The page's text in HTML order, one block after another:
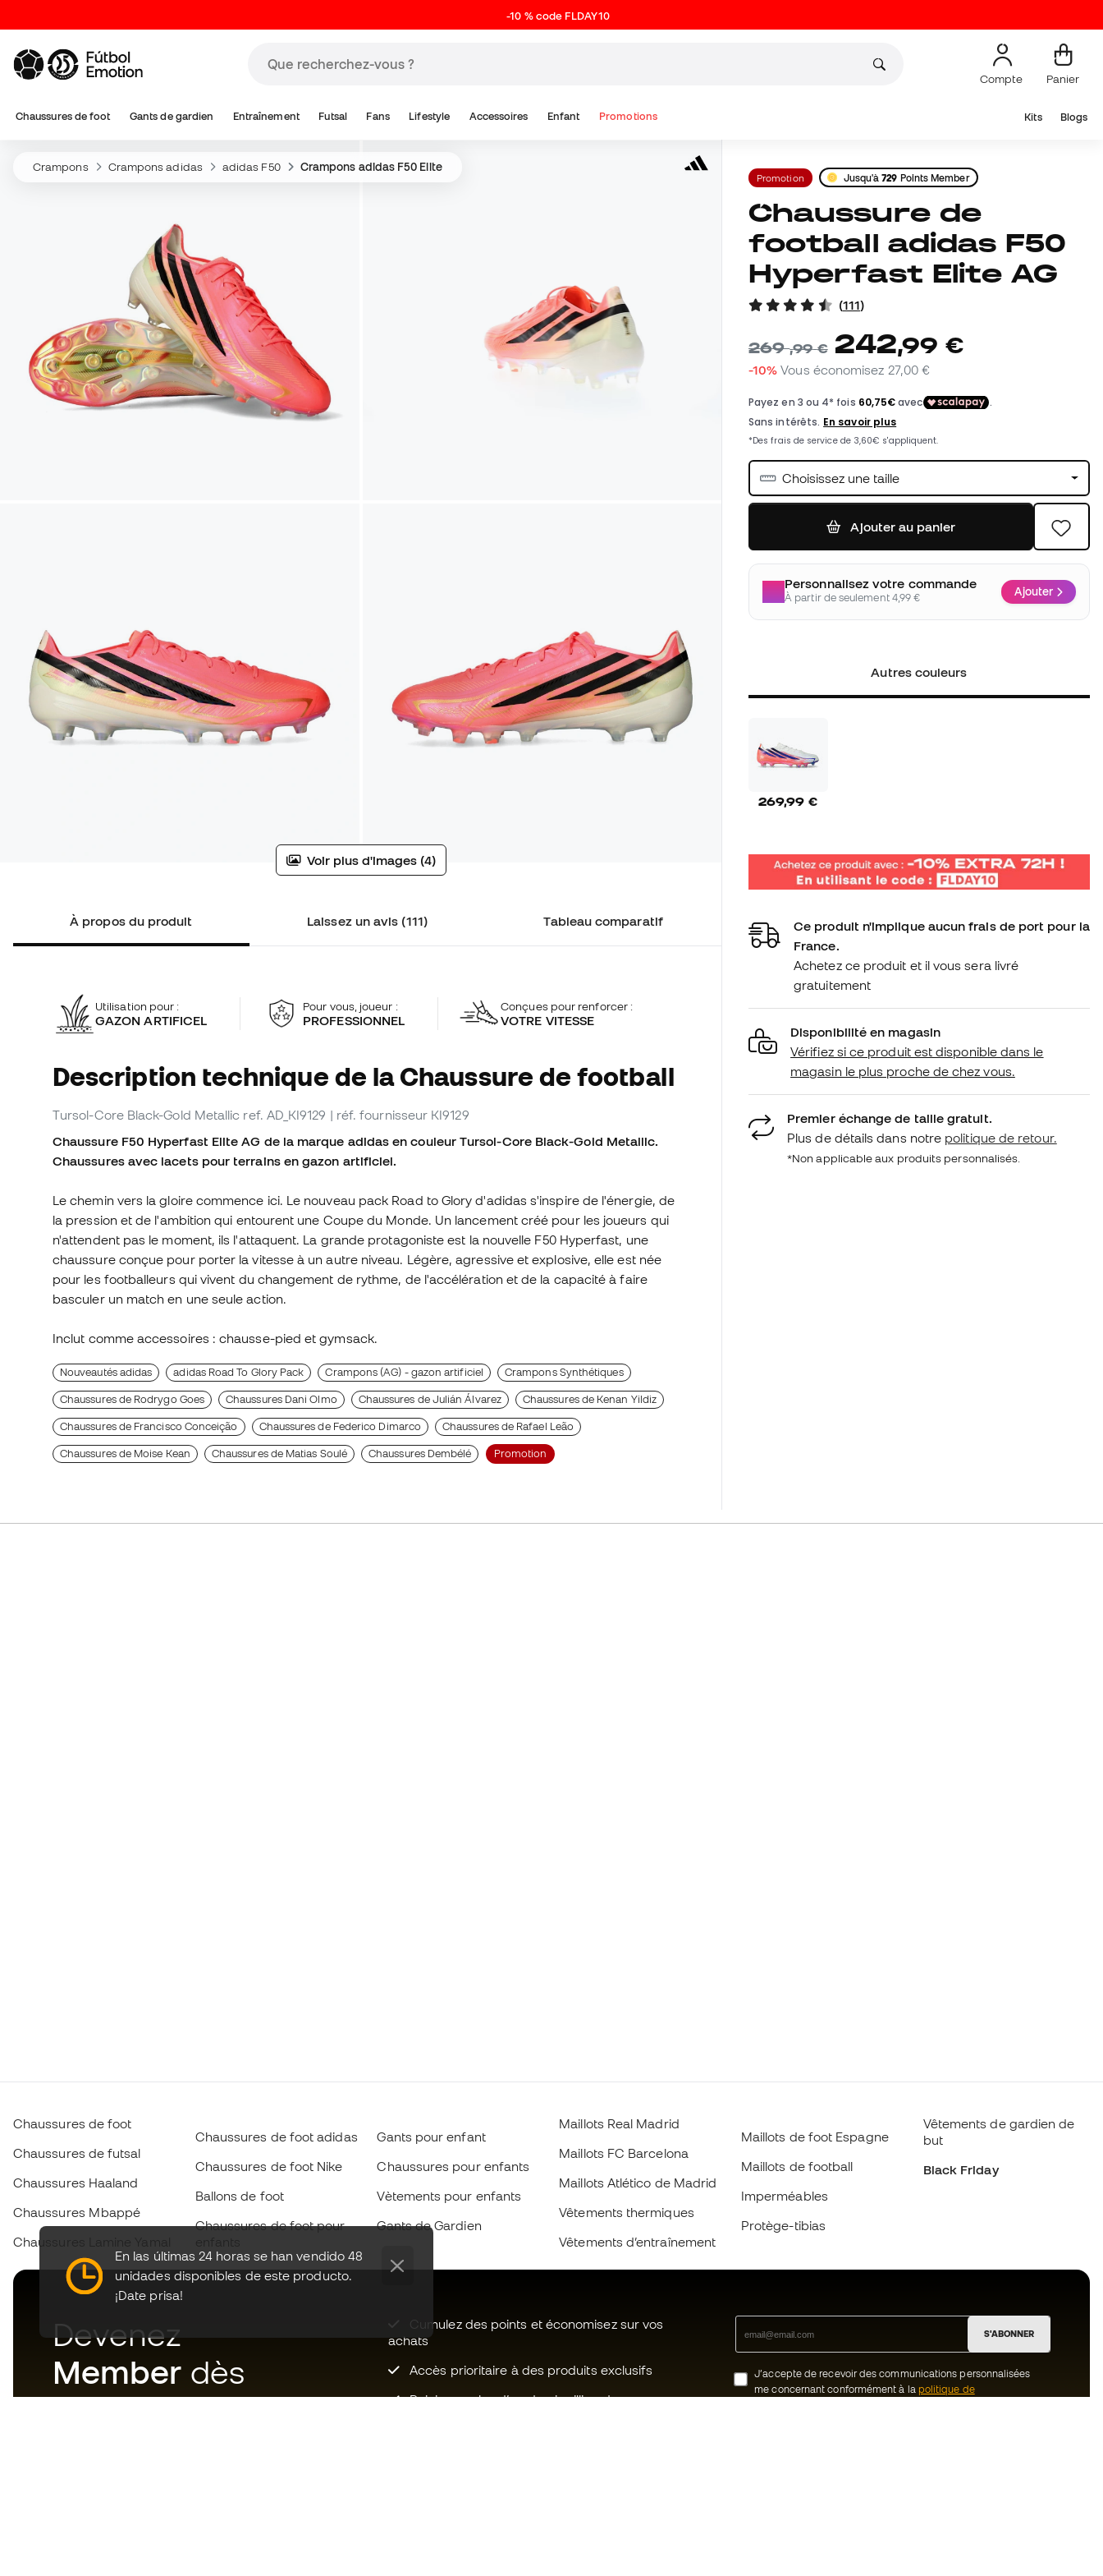
-10 % code FLDAY10
Compte Panier
Chaussures de foot Gants de gardien Entraînement Futsal Fans Lifestyle Accessoires Enfant Promotions Kits Blogs
Crampons Crampons adidas adidas F50 Crampons adidas F50 Elite
Voir plus d'images (4)
À propos du produit Laissez un avis (111) Tableau comparatif
Utilisation pour :
GAZON ARTIFICEL
Pour vous, joueur :
PROFESSIONNEL
Conçues pour renforcer :
VOTRE VITESSE
Description technique de la Chaussure de football
Tursol-Core Black-Gold Metallic ref. AD_KI9129 | réf. fournisseur KI9129
Chaussure F50 Hyperfast Elite AG de la marque adidas en couleur Tursol-Core Black-Gold Metallic.
Chaussures avec lacets pour terrains en gazon artificiel.
Le chemin vers la gloire commence ici. Le nouveau pack Road to Glory d'adidas s'inspire de l'énergie, de
la pression et de l'ambition qui entourent une Coupe du Monde. Un lancement créé pour les joueurs qui
n'attendent pas le moment, ils l'attaquent. La grande protagoniste est la nouvelle F50 Hyperfast, une
chaussure conçue pour porter la vitesse à un autre niveau. Légère, agressive et explosive, elle est née
pour les footballeurs qui vivent du changement de rythme, de l'accélération et de la capacité à faire
basculer un match en une seule action.
Inclut comme accessoires : chausse-pied et gymsack.
Nouveautés adidas adidas Road To Glory Pack Crampons (AG) - gazon artificiel Crampons Synthétiques
Chaussures de Rodrygo Goes Chaussures Dani Olmo Chaussures de Julián Álvarez Chaussures de Kenan Yildiz
Chaussures de Francisco Conceição Chaussures de Federico Dimarco Chaussures de Rafael Leão
Chaussures de Moise Kean Chaussures de Matias Soulé Chaussures Dembélé Promotion
Promotion Jusqu'à729 Points Member
Chaussure de
football adidas F50
Hyperfast Elite AG
(111)
269,99 € 242,99 €
-10% Vous économisez 27,00 €
Choisissez une taille
Ajouter au panier
Personnalisez votre commande
À partir de seulement 4,99 € Ajouter
Autres couleurs
269,99 €
Ce produit n'implique aucun frais de port pour la
France.
Achetez ce produit et il vous sera livré
gratuitement
Disponibilité en magasin
Vérifiez si ce produit est disponible dans le
magasin le plus proche de chez vous.
Premier échange de taille gratuit.
Plus de détails dans notre politique de retour.
*Non applicable aux produits personnalisés.
En las últimas 24 horas se han vendido 48
unidades disponibles de este producto.
¡Date prisa!
Chaussures de foot
Chaussures de futsal
Chaussures Haaland
Chaussures Mbappé
Chaussures Lamine Yamal
Chaussures de foot adidas
Chaussures de foot Nike
Ballons de foot
Chaussures de foot pour
Gants pour enfant
Chaussures pour enfants
Vètements pour enfants
Gants de Gardien
Maillots Real Madrid
Maillots FC Barcelona
Maillots Atlético de Madrid
Vêtements thermiques
Vêtements d’entraînement
Maillots de foot Espagne
Maillots de football
Imperméables
Protège-tibias
Vêtements de gardien de
but
Black Friday
Devenez
Member dès
maintenant
Cumulez des points et économisez sur vos
achats
Accès prioritaire à des produits exclusifs
Rejoignez plus d’un demi-million de
S'ABONNER
J’accepte de recevoir des communications personnalisées
me concernant conformément à la politique de